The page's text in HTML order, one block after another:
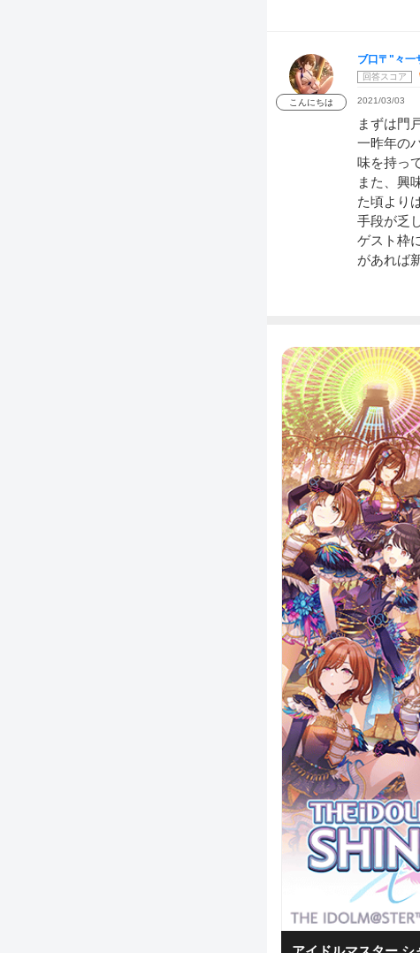
こんにちは
ブ口〒"々一
回答スコア
2021/03/03
まずは門
一昨年の
味を持っ
また、興
た頃より
手段が乏
ゲスト枠
があれば